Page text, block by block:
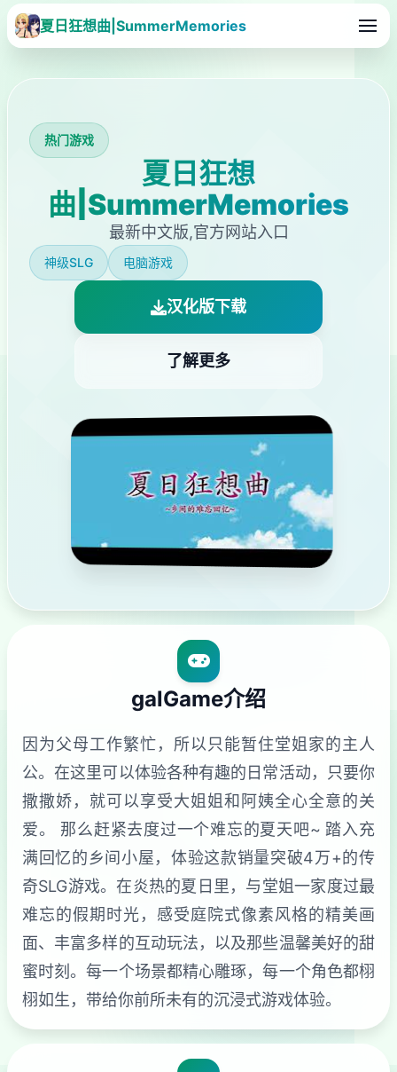
夏日狂想曲|SummerMemories
热门游戏
夏日狂想
曲|SummerMemories
最新中文版,官方网站入口
神级SLG 电脑游戏
汉化版下载
了解更多
galGame介绍
因为父母工作繁忙，所以只能暂住堂姐家的主人
公。在这里可以体验各种有趣的日常活动，只要你
撒撒娇，就可以享受大姐姐和阿姨全心全意的关
爱。 那么赶紧去度过一个难忘的夏天吧~ 踏入充
满回忆的乡间小屋，体验这款销量突破4万+的传
奇SLG游戏。在炎热的夏日里，与堂姐一家度过最
难忘的假期时光，感受庭院式像素风格的精美画
面、丰富多样的互动玩法，以及那些温馨美好的甜
蜜时刻。每一个场景都精心雕琢，每一个角色都栩
栩如生，带给你前所未有的沉浸式游戏体验。